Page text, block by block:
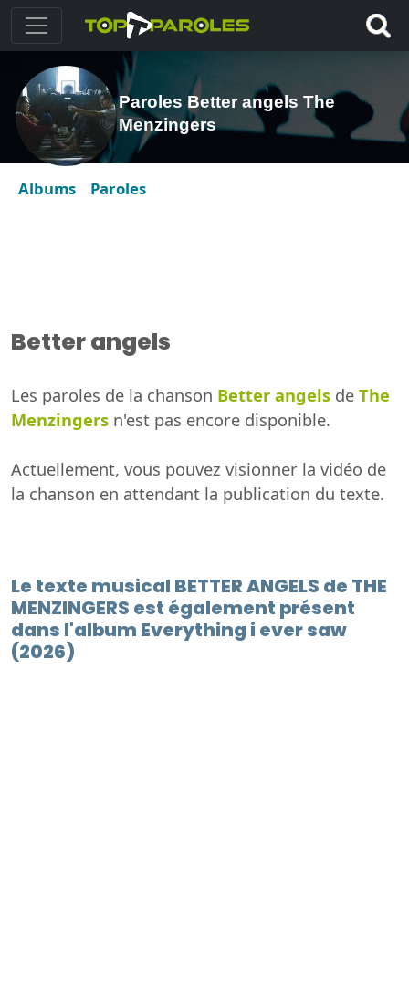
Paroles Better angels The
Menzingers
Albums Paroles
Better angels
Les paroles de la chanson Better angels de The
Menzingers n'est pas encore disponible.
Actuellement, vous pouvez visionner la vidéo de
la chanson en attendant la publication du texte.
Le texte musical BETTER ANGELS de THE
MENZINGERS est également présent
dans l'album Everything i ever saw
(2026)